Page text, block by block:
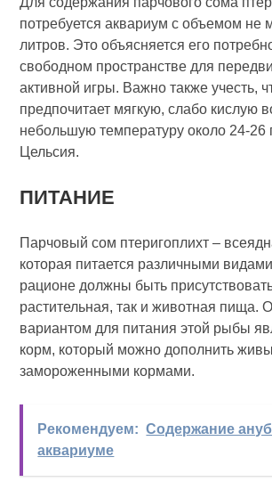
потребуется аквариум с объемом не
литров. Это объясняется его
свободном пространстве для
активной игры. Важно также учесть,
предпочитает мягкую, слабо кислую
небольшую температуру около 24-26
Цельсия.
ПИТАНИЕ
Парчовый сом птеригоплихт –
которая питается различными
рационе должны быть
растительная, так и животная пища.
вариантом для питания этой рыбы
корм, который можно дополнить
замороженными кормами.
Рекомендуем: Содержание
аквариуме